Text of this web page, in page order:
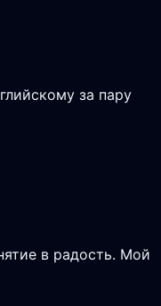
за пару
в радость. Мой